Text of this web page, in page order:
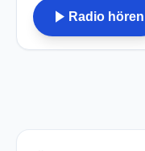
play_arrow Radio hören